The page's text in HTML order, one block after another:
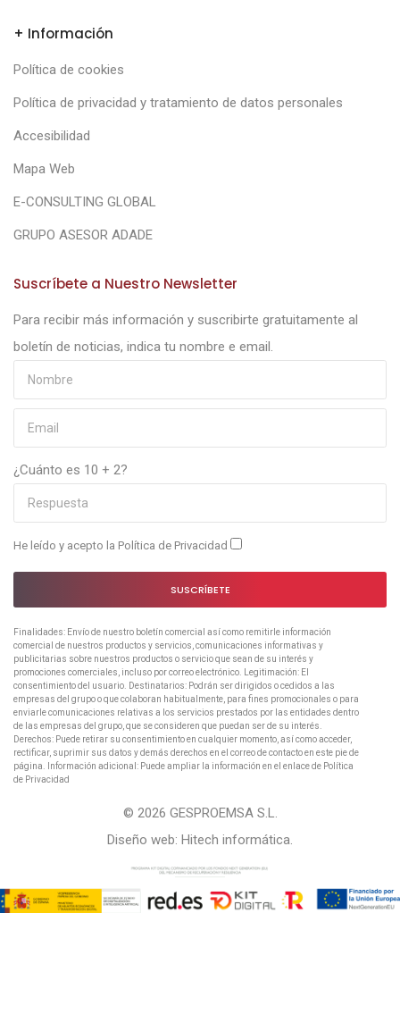
+ Información
Política de cookies
Política de privacidad y tratamiento de datos personales
Accesibilidad
Mapa Web
E-CONSULTING GLOBAL
GRUPO ASESOR ADADE
Suscríbete a Nuestro Newsletter
Para recibir más información y suscribirte gratuitamente al
boletín de noticias, indica tu nombre e email.
¿Cuánto es 10 + 2?
He leído y acepto la Política de Privacidad
SUSCRÍBETE
Finalidades: Envío de nuestro boletín comercial así como remitirle información
comercial de nuestros productos y servicios, comunicaciones informativas y
publicitarias sobre nuestros productos o servicio que sean de su interés y
promociones comerciales, incluso por correo electrónico. Legitimación: El
consentimiento del usuario. Destinatarios: Podrán ser dirigidos o cedidos a las
empresas del grupo o que colaboran habitualmente, para fines promocionales o para
enviarle comunicaciones relativas a los servicios prestados por las entidades dentro
de las empresas del grupo, que se consideren que puedan ser de su interés.
Derechos: Puede retirar su consentimiento en cualquier momento, así como acceder,
rectificar, suprimir sus datos y demás derechos en el correo de contacto en este pie de
página. Información adicional: Puede ampliar la información en el enlace de Política
de Privacidad
© 2026 GESPROEMSA S.L.
Diseño web: Hitech informática.